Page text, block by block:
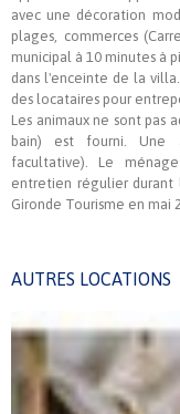
avec une décoration
plages, commerces
municipal à 10 minutes à
dans l'enceinte de la
des locataires pour
Les animaux ne sont pas
bain) est fourni. Une
facultative). Le
entretien régulier durant
Gironde Tourisme en mai
AUTRES LOCATIONS